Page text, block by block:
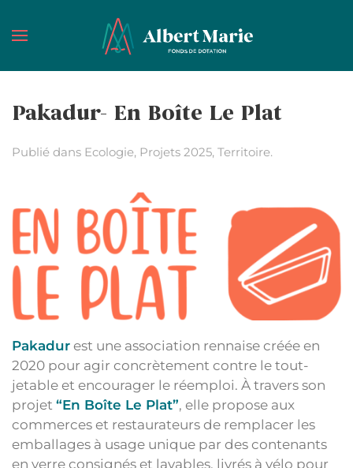
Passer au contenu principal
Pakadur- En Boîte Le Plat
Publié dans Ecologie, Projets 2025, Territoire.
Pakadur est une association rennaise créée en
2020 pour agir concrètement contre le tout-
jetable et encourager le réemploi. À travers son
projet “En Boîte Le Plat”, elle propose aux
commerces et restaurateurs de remplacer les
emballages à usage unique par des contenants
en verre consignés et lavables, livrés à vélo pour